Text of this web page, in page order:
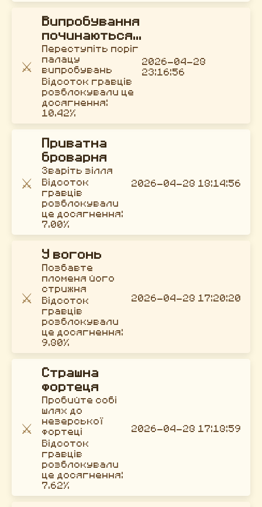
⚔️
Випробування
починаються...
Переступіть поріг
палацу
випробувань
Відсоток гравців
розблокували це
досягнення:
10.42%
2026-04-28
23:16:56
⚔️
Приватна
броварня
Зваріть зілля
Відсоток
гравців
розблокували
це досягнення:
7.00%
2026-04-28 18:14:56
⚔️
У вогонь
Позбавте
пломеня його
стрижня
Відсоток
гравців
розблокували
це досягнення:
9.80%
2026-04-28 17:20:20
⚔️
Страшна
фортеця
Пробийте собі
шлях до
незерської
фортеці
Відсоток
гравців
розблокували
це досягнення:
7.62%
2026-04-28 17:18:59